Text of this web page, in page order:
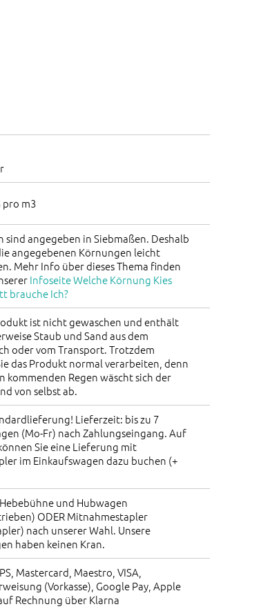
pro m3
sind angegeben in Siebmaßen. Deshalb
angegebenen Körnungen leicht
Mehr Info über dieses Thema finden
Infoseite Welche Körnung Kies
brauche Ich?
ist nicht gewaschen und enthält
Staub und Sand aus dem
oder vom Transport. Trotzdem
das Produkt normal verarbeiten, denn
kommenden Regen wäscht sich der
von selbst ab.
Lieferzeit: bis zu 7
(Mo-Fr) nach Zahlungseingang. Auf
Sie eine Lieferung mit
im Einkaufswagen dazu buchen (+
und Hubwagen
ODER Mitnahmestapler
nach unserer Wahl. Unsere
haben keinen Kran.
Mastercard, Maestro, VISA,
(Vorkasse), Google Pay, Apple
Rechnung über Klarna